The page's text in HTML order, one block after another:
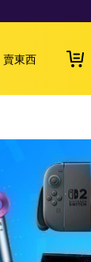
賣東西